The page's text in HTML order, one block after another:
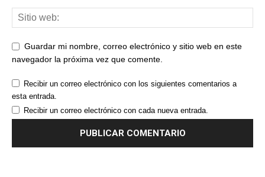
Guardar mi nombre, correo electrónico y sitio web en este
navegador la próxima vez que comente.
Recibir un correo electrónico con los siguientes comentarios a
esta entrada.
Recibir un correo electrónico con cada nueva entrada.